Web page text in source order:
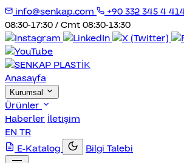
info@senkap.com +90 332 345 4
08:30-17:30 / Cmt 08:30-13:30
Anasayfa
Kurumsal
Ürünler
Haberler İletişim
EN TR
E-Katalog
Bilgi Talebi